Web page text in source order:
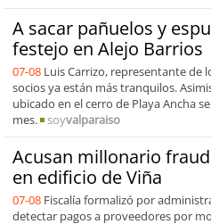
A sacar pañuelos y
festejo en Alejo Barrios
07-08 Luis Carrizo, representante de
socios ya están más tranquilos.
ubicado en el cerro de Playa Ancha
mes.
soyvalparaiso
Acusan millonario
en edificio de Viña
07-08 Fiscalía formalizó por
detectar pagos a proveedores por